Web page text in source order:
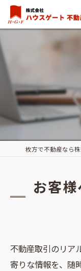
お客
不動産取引のリア
寄りな情報を、随